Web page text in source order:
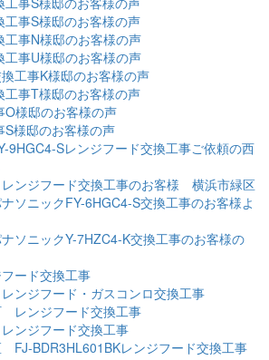
工事S様邸のお客様の声
工事N様邸のお客様の声
工事U様邸のお客様の声
工事K様邸のお客様の声
工事T様邸のお客様の声
O様邸のお客様の声
S様邸のお客様の声
9HGC4-Sレンジフード交換工事ご依頼の西
ンジフード交換工事のお客様 横浜市緑区
ソニックFY-6HGC4-S交換工事のお客様よ
ソニックY-7HZC4-K交換工事のお客様の
ード交換工事
ンジフード・ガスコンロ交換工事
レンジフード交換工事
ンジフード交換工事
FJ-BDR3HL601BKレンジフード交換工事